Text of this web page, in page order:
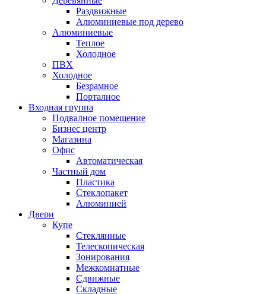
Раздвижные
Алюминиевые под дерево
Алюминиевые
Теплое
Холодное
ПВХ
Холодное
Безрамное
Порталное
Входная группа
Подвалное помещение
Бизнес центр
Магазина
Офис
Автоматическая
Частный дом
Пластика
Стеклопакет
Алюминией
Двери
Купе
Стеклянные
Телескопическая
Зонирования
Межкомнатные
Сдвижные
Складные